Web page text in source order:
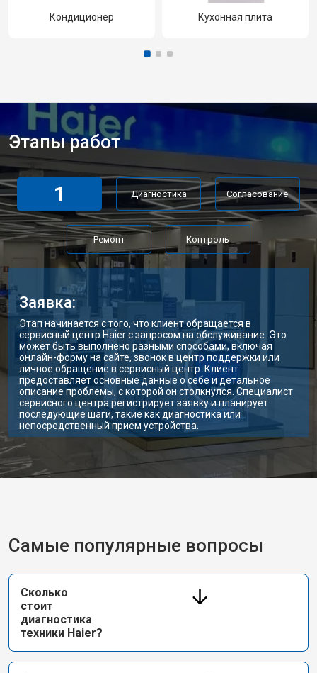
Кондиционер Кухонная плита
Этапы работ
1 Диагностика Согласование
Ремонт Контроль
Заявка:
Этап начинается с того, что клиент обращается в
сервисный центр Haier с запросом на обслуживание. Это
может быть выполнено разными способами, включая
онлайн-форму на сайте, звонок в центр поддержки или
личное обращение в сервисный центр. Клиент
предоставляет основные данные о себе и детальное
описание проблемы, с которой он столкнулся. Специалист
сервисного центра регистрирует заявку и планирует
последующие шаги, такие как диагностика или
непосредственный прием устройства.
Самые популярные вопросы
Сколько
стоит
диагностика
техники Haier?